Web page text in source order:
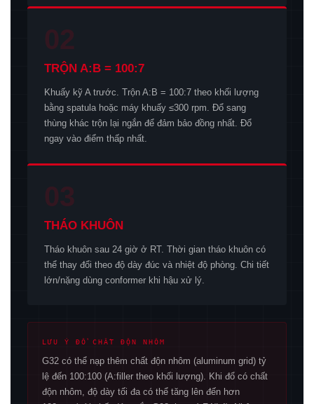
02
TRỘN A:B = 100:7
Khuấy kỹ A trước. Trộn A:B = 100:7 theo khối lượng
bằng spatula hoặc máy khuấy ≤300 rpm. Đổ sang
thùng khác trộn lại ngắn để đảm bảo đồng nhất. Đổ
ngay vào điểm thấp nhất.
03
THÁO KHUÔN
Tháo khuôn sau 24 giờ ở RT. Thời gian tháo khuôn có
thể thay đổi theo độ dày đúc và nhiệt độ phòng. Chi tiết
lớn/nặng dùng conformer khi hậu xử lý.
LƯU Ý ĐỔ CHẤT ĐỘN NHÔM
G32 có thể nạp thêm chất độn nhôm (aluminum grid) tỷ
lệ đến 100:100 (A:filler theo khối lượng). Khi đổ có chất
độn nhôm, độ dày tối đa có thể tăng lên đến hơn